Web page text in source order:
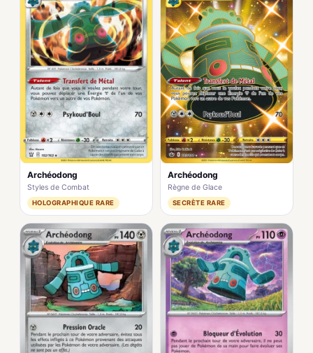
Archéodong
Styles de Combat
HOLOGRAPHIQUE RARE
Archéodong
Règne de Glace
SECRÈTE RARE